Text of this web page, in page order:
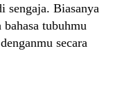
sengaja. Biasanya
tubuhmu
secara